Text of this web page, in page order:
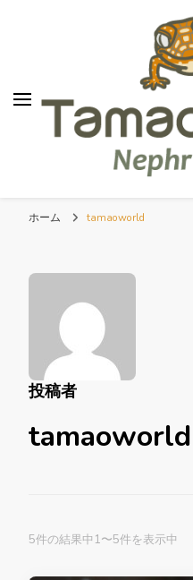
ホーム tamaoworld
投稿者
tamaoworld
5件の結果中1〜5件を表示中